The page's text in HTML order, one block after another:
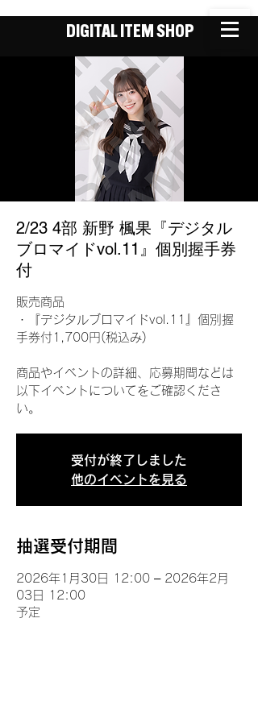
DIGITAL ITEM SHOP
2/23 4部 新野 楓果『デジタル
ブロマイドvol.11』個別握手券
付
販売商品
・『デジタルブロマイドvol.11』個別握
手券付1,700円(税込み)
商品やイベントの詳細、応募期間などは
以下イベントについてをご確認くださ
い。
受付が終了しました
他のイベントを見る
抽選受付期間
2026年1月30日 12:00 – 2026年2月
03日 12:00
予定